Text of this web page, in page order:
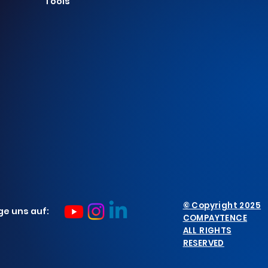
uns auf:
© Copyright 2025
COMPAYTENCE
ALL RIGHTS
RESERVED